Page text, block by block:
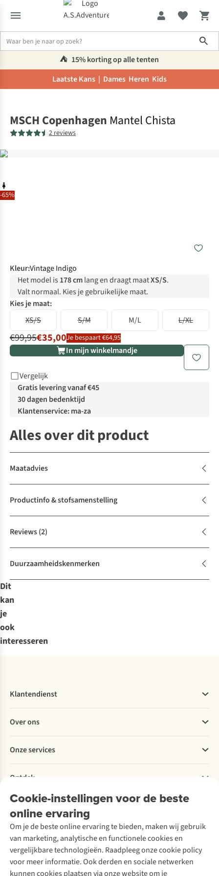
⛺️ 15% korting op alle tenten
Laatste Kans | Dames Heren Kids
-65%
MSCH Copenhagen Mantel Chista
2 reviews
Kleur:Vintage Indigo
Het model is 178 cmlang en draagt maatXS/S.
Valt normaal. Kies je gebruikelijke maat.
Kies je maat:
XS/S
S/M M/L L/XL
€99,95€35,00Je bespaart €64,95
In mijn winkelmandje
Vergelijk
Gratis levering vanaf €45
30 dagen bedenktijd
Klantenservice: ma-za
Alles over dit product
Maatadvies
Productinfo & stofsamenstelling
Reviews(2)
Duurzaamheidskenmerken
Dit
kan
je
ook
interesseren
Cookie-instellingen voor de beste
online ervaring
Om je de beste online ervaring te bieden, maken wij gebruik
van marketing, analytische en functionele cookies en
vergelijkbare technologieën. Raadpleeg onze cookie policy
voor meer informatie. Ook derden en sociale netwerken
kunnen cookies plaatsen via onze website om je
Klantendienst
Bestellen
Betalen
Levering
Retourneren
Bestelling herroepen
Garantie
Contact
Over ons
Explore More
Verantwoord ondernemen
Over Ayacucho
Onze winkels
Over A.S.Adventure
Toegankelijkheidsverklaring
Onze services
Ski-onderhoud
Wasservice
Schoenonderhoud
Schoenherstelling
Kledingherstelling
Retouches
Voor bedrijven
Ontdek
A.S.Magazine
Podcast
Explore Academy
Explore Camp
Gear Check
Inspiratie & advies
Meld je aan voor de nieuwsbrief
Follow us